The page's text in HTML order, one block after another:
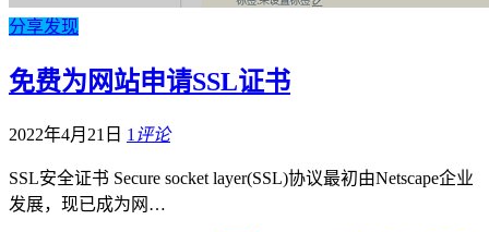
分享发现
免费为网站申请SSL证书
2022年4月21日 1 评论
SSL安全证书 Secure socket layer(SSL)协议最初由Netscape企业
发展，现已成为网…